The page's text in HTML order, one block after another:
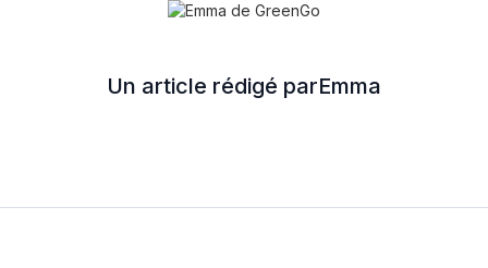
Un article rédigé parEmma